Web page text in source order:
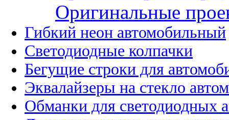
Оригинальные
Гибкий неон автомобильный
Светодиодные колпачки
Бегущие строки для
Эквалайзеры на стекло
Обманки для светодиодных